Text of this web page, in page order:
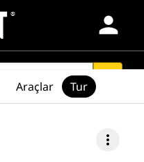
person
more_vert
Araçlar Tur